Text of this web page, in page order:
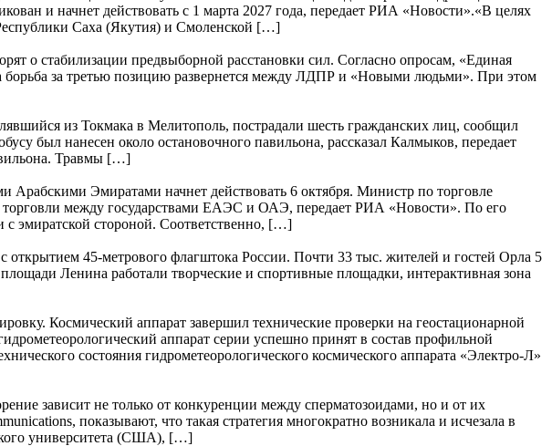
и начнет действовать с 1 марта 2027 года, передает РИА «Новости».«В целях
Саха (Якутия) и Смоленской […]
о стабилизации предвыборной расстановки сил. Согласно опросам, «Единая
борьба за третью позицию развернется между ЛДПР и «Новыми людьми». При этом
из Токмака в Мелитополь, пострадали шесть гражданских лиц, сообщил
был нанесен около остановочного павильона, рассказал Калмыков, передает
Травмы […]
Эмиратами начнет действовать 6 октября. Министр по торговле
торговли между государствами ЕАЭС и ОАЭ, передает РИА «Новости». По его
с эмиратской стороной. Соответственно, […]
45-метрового флагштока России. Почти 33 тыс. жителей и гостей Орла 5
Ленина работали творческие и спортивные площадки, интерактивная зона
Космический аппарат завершил технические проверки на геостационарной
аппарат серии успешно принят в состав профильной
состояния гидрометеорологического космического аппарата «Электро-Л»
зависит не только от конкуренции между сперматозоидами, но и от их
показывают, что такая стратегия многократно возникала и исчезала в
университета (США), […]